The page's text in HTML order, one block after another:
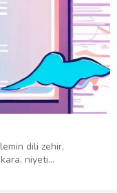
dili zehir,
niyeti...